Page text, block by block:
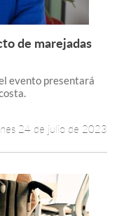
Leer más +
de marejadas
evento presentará
24 de julio de 2023